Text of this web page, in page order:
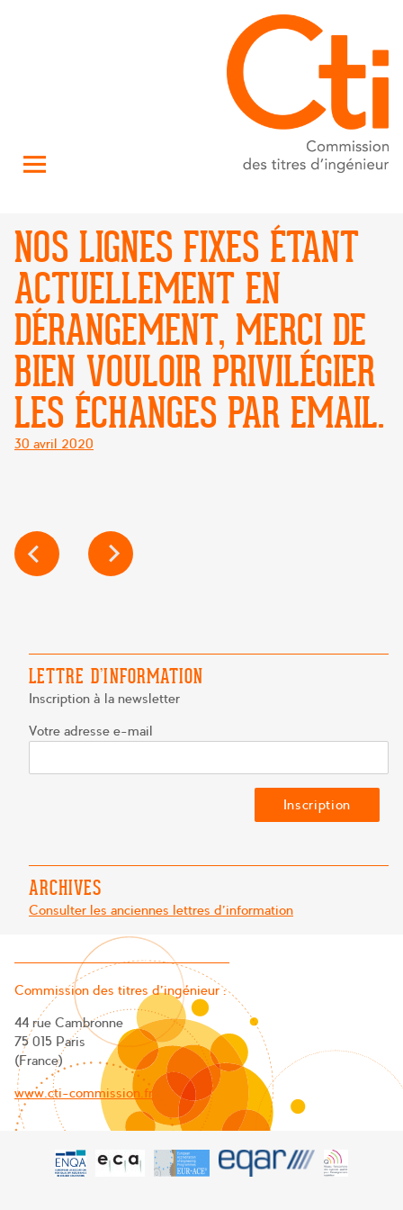
NOS LIGNES FIXES ÉTANT
ACTUELLEMENT EN
DÉRANGEMENT, MERCI DE
BIEN VOULOIR PRIVILÉGIER
LES ÉCHANGES PAR EMAIL.
Posté
30 avril 2020
NAVIGATION
DE
LETTRE D’INFORMATION
Inscription à la newsletter
Votre adresse e-mail
ARCHIVES
Consulter les anciennes lettres d'information
Commission des titres d’ingénieur :
44 rue Cambronne
75 015 Paris
(France)
www.cti-commission.fr